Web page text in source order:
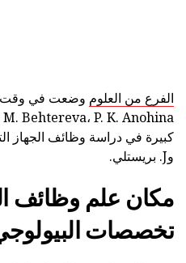
الفرع من العلوم
كبيرة في دراسة وظائف الجهاز
وJ. بريستلي.
مكان علم وظائف
تخصصات